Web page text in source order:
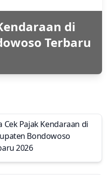
di
Terbaru
Cek Pajak Kendaraan di
Bondowoso
2026